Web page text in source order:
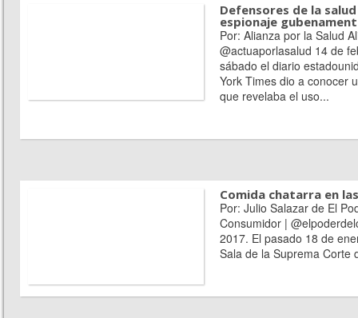
Defensores de la
espionaje
Por: Alianza por la Salud
@actuaporlasalud 14 de
sábado el diario
York Times dio a conocer
que revelaba el uso...
Comida chatarra en
Por: Julio Salazar de El
Consumidor |
2017. El pasado 18 de
Sala de la Suprema Corte